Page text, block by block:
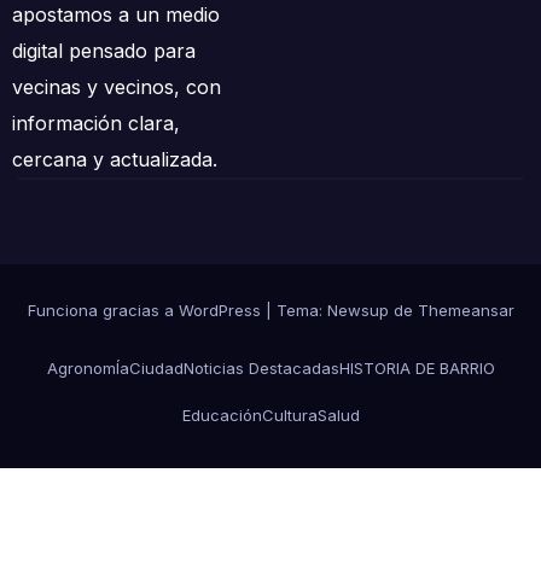
apostamos a un medio
digital pensado para
vecinas y vecinos, con
información clara,
cercana y actualizada.
Funciona gracias a WordPress Tema: Newsup de Themeansar
AgronomÍaCiudadNoticias DestacadasHISTORIA DE BARRIO
EducaciónCulturaSalud